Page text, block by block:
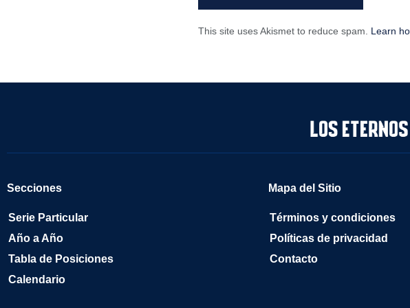
This site uses Akismet to reduce spam. Learn
Secciones
Serie Particular
Año a Año
Tabla de Posiciones
Calendario
Mapa del Sitio
Términos y condiciones
Políticas de privacidad
Contacto